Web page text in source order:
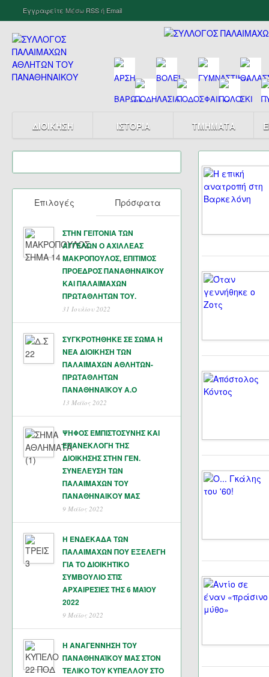
Εγγραφείτε Μέσω RSSή Email
ΔΙΟΙΚΗΣΗ ΙΣΤΟΡΙΑ ΤΜΗΜΑΤΑ
Επιλογές Πρόσφατα
ΣΤΗΝ ΓΕΙΤΟΝΙΑ ΤΩΝ
ΑΓΓΕΛΩΝ Ο ΑΧΙΛΛΕΑΣ
ΜΑΚΡΟΠΟΥΛΟΣ, ΕΠΙΤΙΜΟΣ
ΠΡΟΕΔΡΟΣ ΠΑΝΑΘΗΝΑΪΚΟΥ
ΚΑΙ ΠΑΛΑΙΜΑΧΩΝ
ΠΡΩΤΑΘΛΗΤΏΝ ΤΟΥ.
31 Ιουλίου 2022
ΣΥΓΚΡΟΤΗΘΗΚΕ ΣΕ ΣΩΜΑ Η
ΝΕΑ ΔΙΟΙΚΗΣΗ ΤΩΝ
ΠΑΛΑΙΜΑΧΩΝ ΑΘΛΗΤΩΝ-
ΠΡΩΤΑΘΛΗΤΩΝ
ΠΑΝΑΘΗΝΑΊΚΟΥ Α.Ο
13 Μάϊος 2022
ΨΗΦΟΣ ΕΜΠΙΣΤΟΣΥΝΗΣ ΚΑΙ
ΕΠΑΝΕΚΛΟΓΗ ΤΗΣ
ΔΙΟΙΚΗΣΗΣ ΣΤΗΝ ΓΕΝ.
ΣΥΝΕΛΕΥΣΗ ΤΩΝ
ΠΑΛΑΙΜΑΧΩΝ ΤΟΥ
ΠΑΝΑΘΗΝΑΙΚΟΥ ΜΑΣ
9 Μάϊος 2022
Η ΕΝΔΕΚΑΔΑ ΤΩΝ
ΠΑΛΑΙΜΑΧΩΝ ΠΟΥ ΕΞΕΛΕΓΗ
ΓΙΑ ΤΟ ΔΙΟΙΚΗΤΙΚΟ
ΣΥΜΒΟΥΛΙΟ ΣΤΙΣ
ΑΡΧΑΙΡΕΣΙΕΣ ΤΗΣ 6 ΜΑΊΟΥ
2022
9 Μάϊος 2022
Η ΑΝΑΓΕΝΝΗΣΗ ΤΟΥ
ΠΑΝΑΘΗΝΑΪΚΟΥ ΜΑΣ ΣΤΟΝ
ΤΕΛΙΚΟ ΤΟΥ ΚΥΠΕΛΛΟΥ ΣΤΟ